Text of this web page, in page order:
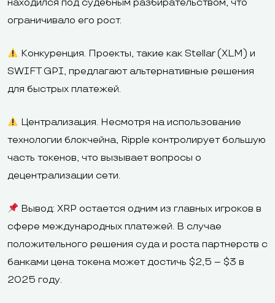
находился под судебным разбирательством, что
ограничивало его рост.
Конкуренция. Проекты, такие как Stellar (XLM) и
SWIFT GPI, предлагают альтернативные решения
для быстрых платежей.
Централизация. Несмотря на использование
технологии блокчейна, Ripple контролирует большую
часть токенов, что вызывает вопросы о
децентрализации сети.
Вывод: XRP остается одним из главных игроков в
сфере международных платежей. В случае
положительного решения суда и роста партнерств с
банками цена токена может достичь $2,5 – $3 в
2025 году.